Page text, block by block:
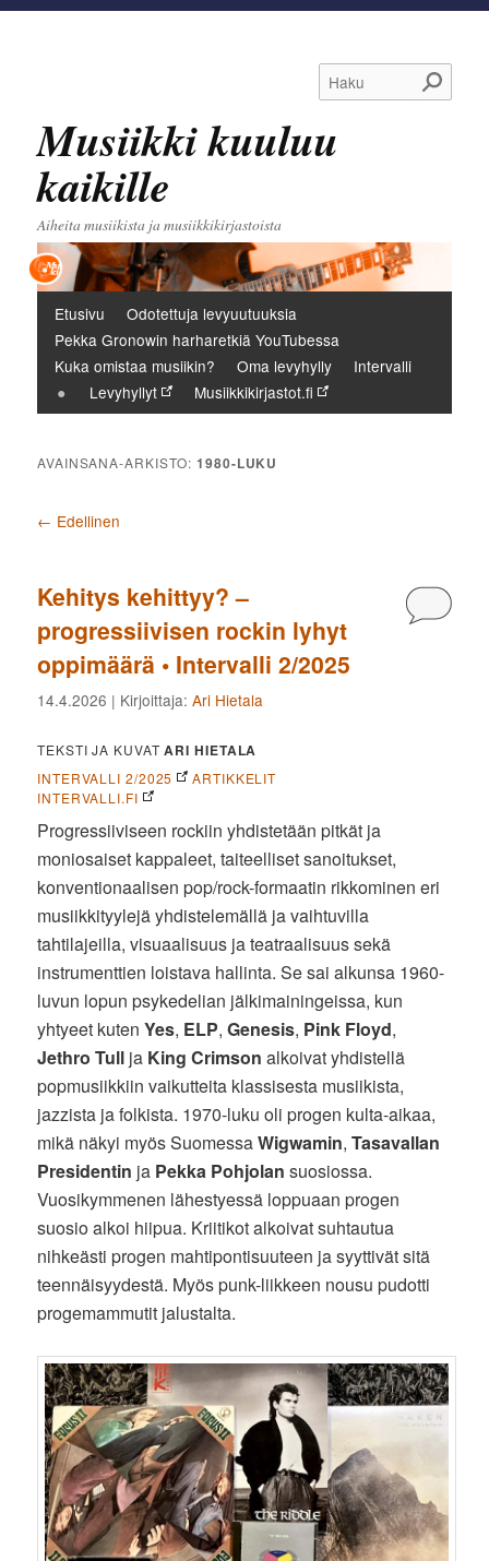
Haku
Musiikki kuuluu
kaikille
Aiheita musiikista ja musiikkikirjastoista
Päävalikko
Etusivu
Odotettuja levyuutuuksia
Pekka Gronowin harharetkiä YouTubessa
Kuka omistaa musiikin?
Oma levyhylly
Intervalli
Levyhyllyt
Musiikkikirjastot.fi
AVAINSANA-ARKISTO:1980-LUKU
Artikkelien selaus
← Edellinen
Kehitys kehittyy? –
progressiivisen rockin lyhyt
oppimäärä • Intervalli 2/2025
14.4.2026 | Kirjoittaja:Ari Hietala
TEKSTI JA KUVATARI HIETALA
INTERVALLI 2/2025
ARTIKKELIT
INTERVALLI.FI
Progressiiviseen rockiin yhdistetään pitkät ja
moniosaiset kappaleet, taiteelliset sanoitukset,
konventionaalisen pop/rock-formaatin rikkominen eri
musiikkityylejä yhdistelemällä ja vaihtuvilla
tahtilajeilla, visuaalisuus ja teatraalisuus sekä
instrumenttien loistava hallinta. Se sai alkunsa 1960-
luvun lopun psykedelian jälkimainingeissa, kun
yhtyeet kutenYes, ELP,Genesis, Pink Floyd,
Jethro Tull ja King Crimson alkoivat yhdistellä
popmusiikkiin vaikutteita klassisesta musiikista,
jazzista ja folkista. 1970-luku oli progen kulta-aikaa,
mikä näkyi myös SuomessaWigwamin,Tasavallan
Presidentin ja Pekka Pohjolan suosiossa.
Vuosikymmenen lähestyessä loppuaan progen
suosio alkoi hiipua. Kriitikot alkoivat suhtautua
nihkeästi progen mahtipontisuuteen ja syyttivät sitä
teennäisyydestä. Myös punk-liikkeen nousu pudotti
progemammutit jalustalta.